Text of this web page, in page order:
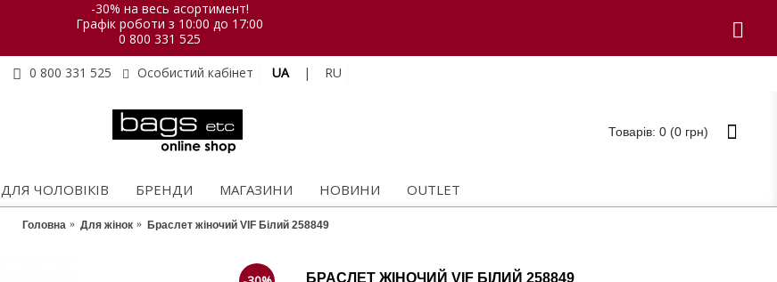
-30% на весь асортимент!
Графік роботи з 10:00 до 17:00
0 800 331 525
0 800 331 525
Особистий кабінет UA | RU
Товарів: 0 (0 грн)
ДЛЯ ЧОЛОВІКІВ БРЕНДИ МАГАЗИНИ НОВИНИ OUTLET
Головна Для жінок Браслет жіночий VIF Білий 258849
БРАСЛЕТ ЖІНОЧИЙ VIF БІЛИЙ 258849